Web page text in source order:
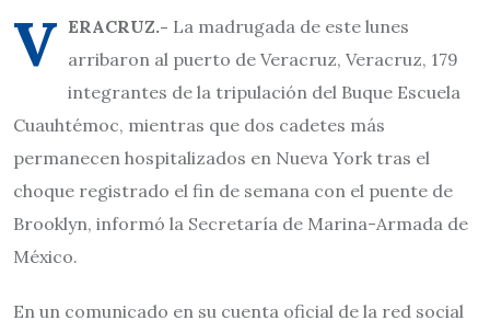
V ERACRUZ.- La madrugada de este lunes
arribaron al puerto de Veracruz, Veracruz, 179
integrantes de la tripulación del Buque Escuela
Cuauhtémoc, mientras que dos cadetes más
permanecen hospitalizados en Nueva York tras el
choque registrado el fin de semana con el puente de
Brooklyn, informó la Secretaría de Marina-Armada de
México.
En un comunicado en su cuenta oficial de la red social